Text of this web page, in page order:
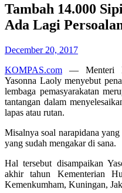
Tambah 14.000
Ada Lagi
December 20, 2017
KOMPAS.com — Menteri
Yasonna Laoly menyebut
lembaga pemasyarakatan
tantangan dalam
lapas atau rutan.
Misalnya soal narapidana
yang sudah mengakar di sana.
Hal tersebut disampaikan
akhir tahun Kementerian
Kemenkumham, Kuningan,